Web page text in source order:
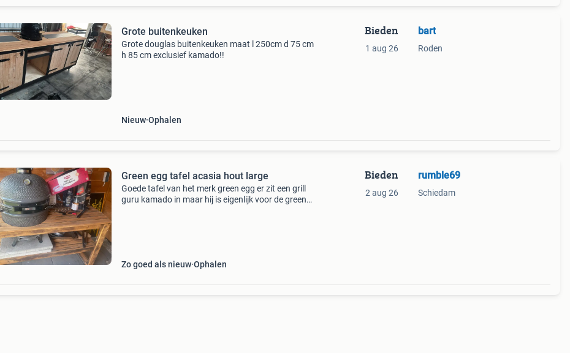
Grote buitenkeuken
Grote douglas buitenkeuken maat l 250cm d 75 cm
h 85 cm exclusief kamado!!
Nieuw Ophalen
Bieden
1 aug 26
bart
Roden
Green egg tafel acasia hout large
Goede tafel van het merk green egg er zit een grill
guru kamado in maar hij is eigenlijk voor de green
Zo goed als nieuw Ophalen
Bieden
2 aug 26
rumble69
Schiedam